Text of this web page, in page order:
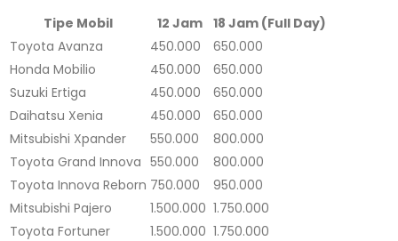
Tipe Mobil 12 Jam 18 Jam (Full Day)
Toyota Avanza
450.000
650.000
Honda Mobilio
450.000
650.000
Suzuki Ertiga
450.000
650.000
Daihatsu Xenia
450.000
650.000
Mitsubishi Xpander
550.000
800.000
Toyota Grand Innova 550.000
800.000
Toyota Innova Reborn 750.000
950.000
Mitsubishi Pajero
1.500.000 1.750.000
Toyota Fortuner
1.500.000 1.750.000